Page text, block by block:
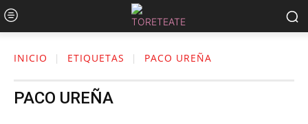
INICIO ETIQUETAS PACO UREÑA
PACO UREÑA